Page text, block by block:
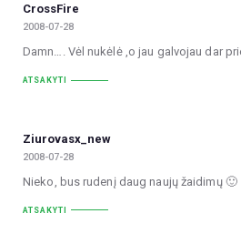
CrossFire
2008-07-28
Damn…. Vėl nukėlė ,o jau galvojau dar
ATSAKYTI
Ziurovasx_new
2008-07-28
Nieko, bus rudenį daug naujų žaidimų 🙂
ATSAKYTI